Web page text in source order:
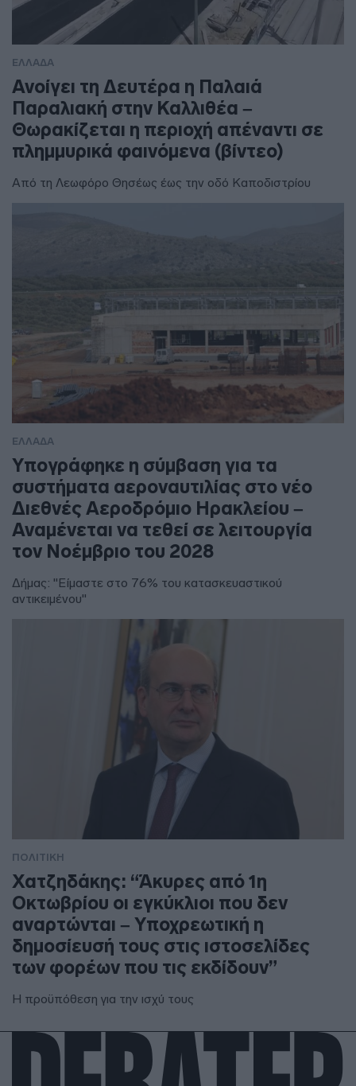
ΕΛΛΑΔΑ
Ανοίγει τη Δευτέρα η Παλαιά
Παραλιακή στην Καλλιθέα –
Θωρακίζεται η περιοχή απέναντι σε
πλημμυρικά φαινόμενα (βίντεο)
Από τη Λεωφόρο Θησέως έως την οδό Καποδιστρίου
ΕΛΛΑΔΑ
Υπογράφηκε η σύμβαση για τα
συστήματα αεροναυτιλίας στο νέο
Διεθνές Αεροδρόμιο Ηρακλείου –
Αναμένεται να τεθεί σε λειτουργία
τον Νοέμβριο του 2028
Δήμας: "Είμαστε στο 76% του κατασκευαστικού
αντικειμένου"
ΠΟΛΙΤΙΚΗ
Χατζηδάκης: “Άκυρες από 1η
Οκτωβρίου οι εγκύκλιοι που δεν
αναρτώνται – Υποχρεωτική η
δημοσίευσή τους στις ιστοσελίδες
των φορέων που τις εκδίδουν”
Η προϋπόθεση για την ισχύ τους